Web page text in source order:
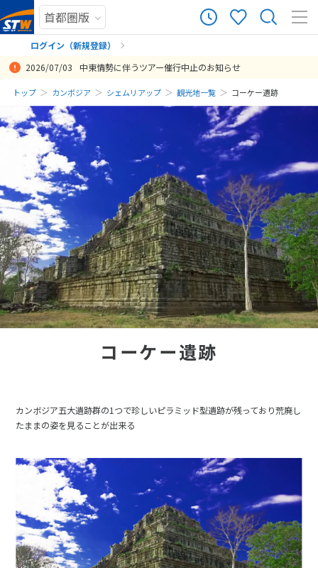
ログイン（新規登録）
まだ履歴がありません
まだ登録がありません
2026/07/03 中東情勢に伴うツアー催行中止のお知らせ
トップ カンボジア シェムリアップ 観光地一覧 コーケー遺跡
コーケー遺跡
カンボジア五大遺跡群の1つで珍しいピラミッド型遺跡が残っており荒廃し
たままの姿を見ることが出来る